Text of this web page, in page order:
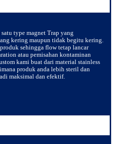
type magnet Trap yang
kering maupun tidak begitu kering.
sehingga flow tetap lancar
atau pemisahan kontaminan
kami buat dari material stainless
produk anda lebih steril dan
maksimal dan efektif.